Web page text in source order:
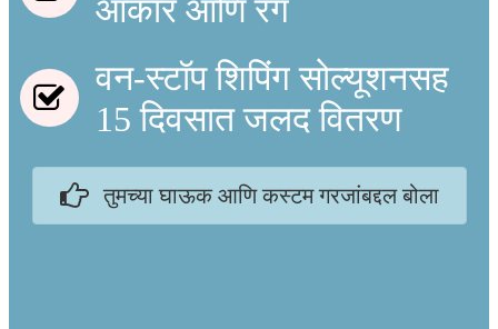
आकार आणि रंग
वन-स्टॉप शिपिंग सोल्यूशनसह
15 दिवसात जलद वितरण
तुमच्या घाऊक आणि कस्टम गरजांबद्दल बोला